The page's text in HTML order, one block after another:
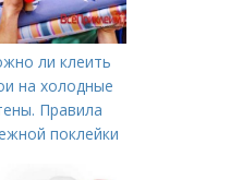
ли клеить
на холодные
Правила
поклейки